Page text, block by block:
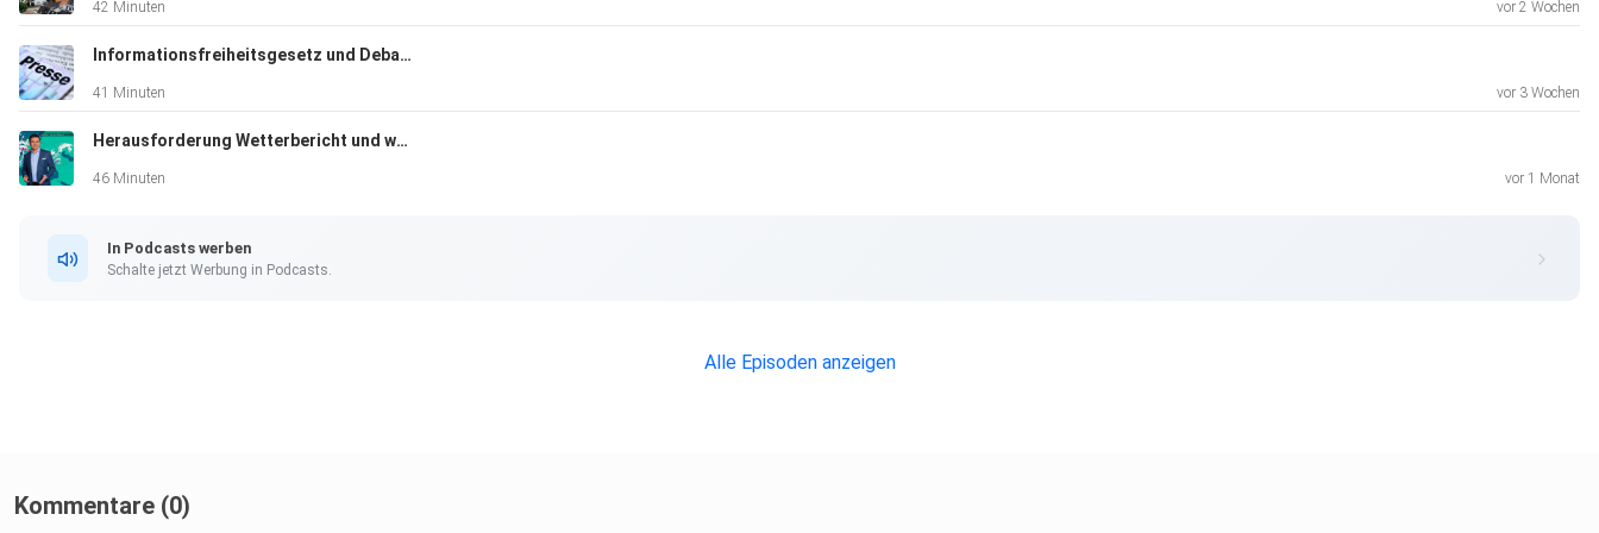
42 Minuten vor 2 Wochen
Informationsfreiheitsgesetz und Debatte um "Journalist"-Begriff
41 Minuten vor 3 Wochen
Herausforderung Wetterbericht und weitere Debatte um COSMO
46 Minuten vor 1 Monat
In Podcasts werben
Schalte jetzt Werbung in Podcasts.
Alle Episoden anzeigen
Kommentare (0)